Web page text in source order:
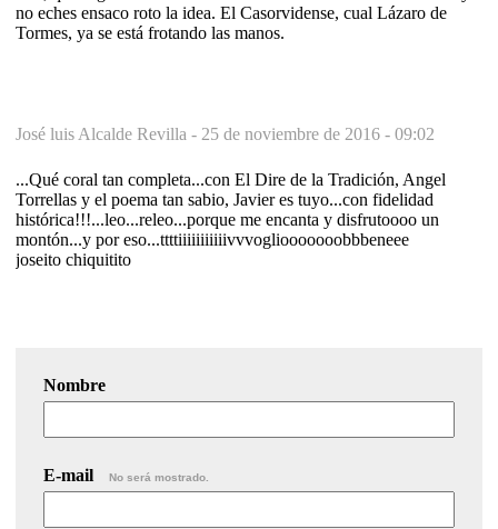
no eches ensaco roto la idea. El Casorvidense, cual Lázaro de
Tormes, ya se está frotando las manos.
José luis Alcalde Revilla - 25 de noviembre de 2016 - 09:02
...Qué coral tan completa...con El Dire de la Tradición, Angel
Torrellas y el poema tan sabio, Javier es tuyo...con fidelidad
histórica!!!...leo...releo...porque me encanta y disfrutoooo un
montón...y por eso...ttttiiiiiiiiiiivvvogliooooooobbbeneee
joseito chiquitito
Nombre
E-mail No será mostrado.